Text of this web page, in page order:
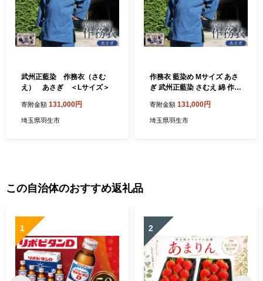
武州正藍染 作務衣（さむ
え） あさぎ ＜Lサイズ＞
寄附金額 131,000円
埼玉県羽生市
作務衣 藍染め Mサイズ あさ
ぎ 武州正藍染 さむえ 綿 作業
ア パジャマ 散歩 春 夏 父の
日 敬老の日 ギフト プレゼン
寄附金額 131,000円
埼玉県羽生市
この自治体のおすすめ返礼品
1 2